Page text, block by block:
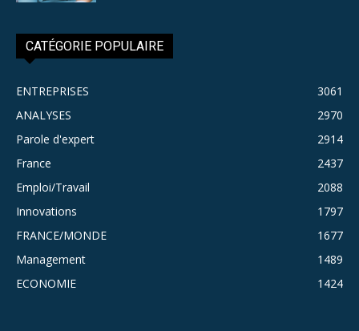
CATÉGORIE POPULAIRE
ENTREPRISES
3061
ANALYSES
2970
Parole d'expert
2914
France
2437
Emploi/Travail
2088
Innovations
1797
FRANCE/MONDE
1677
Management
1489
ECONOMIE
1424